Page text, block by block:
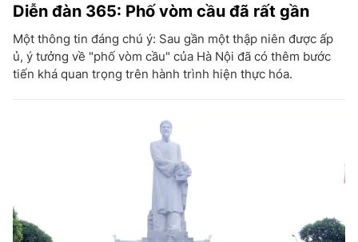
Diễn đàn 365: Phố vòm cầu đã rất gần
Một thông tin đáng chú ý: Sau gần một thập niên được ấp
ủ, ý tưởng về "phố vòm cầu" của Hà Nội đã có thêm bước
tiến khá quan trọng trên hành trình hiện thực hóa.